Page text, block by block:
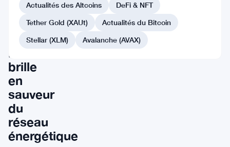
société
minière
Texas
Bitcoin
brille
en
sauveur
du
réseau
énergétique
Actualités des Altcoins
DeFi & NFT
Tether Gold (XAUt)
Actualités du Bitcoin
Stellar (XLM)
Avalanche (AVAX)